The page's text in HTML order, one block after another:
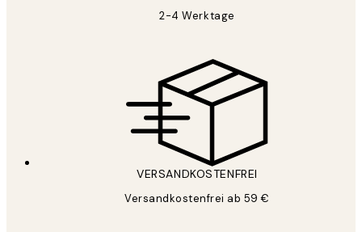
2-4 Werktage
VERSANDKOSTENFREI
Versandkostenfrei ab 59 €